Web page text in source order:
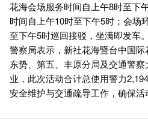
花海会场服务时间自上午8时至下
时间自上午10时至下午5时；会场
至下午5时巡回接驳，坐满即发车。
警察局表示，新社花海暨台中国际
东势、第五、丰原分局及交通警
业，此次活动合计总使用警力
安全维护与交通疏导工作，确保活